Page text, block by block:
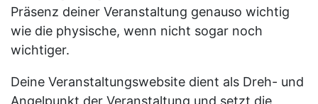
Präsenz deiner Veranstaltung genauso wichtig
wie die physische, wenn nicht sogar noch
wichtiger.
Deine Veranstaltungswebsite dient als Dreh- und
Angelpunkt der Veranstaltung und setzt die